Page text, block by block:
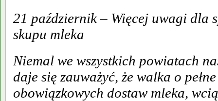
21 październik – Więcej uwagi dla
skupu mleka
Niemal we wszystkich powiatach
daje się zauważyć, że walka o
obowiązkowych dostaw mleka,